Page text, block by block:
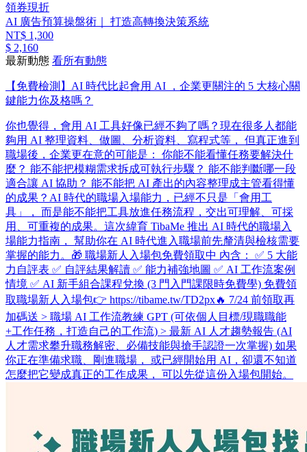
領券現折
AI 廣告預算操盤術｜ 打造高轉換決策系統
NT$ 1,300
$ 2,160
最新動態 看所有動態
【免費檢測】AI 時代比起會用 AI ，企業更關注的 5 大核心關
鍵能力你及格嗎？
你也覺得，會用 AI 工具好像已經不夠了嗎？ ​ 現在很多人都能
夠用 AI 整理資料、做圖、分析資料、寫程式等， 但真正進到
職場後，企業更在意的可能是： 你能不能看懂任務要解決什
麼？ 能不能把模糊需求拆成可執行步驟？ 能不能判斷哪一段
適合讓 AI 協助？ 能不能把 AI 產出的內容整理成主管看得懂
的成果？ ​ AI 時代的職場入場能力，已經不只是「會用工
具」， 而是能不能把工具放進任務流程，交出可理解、可採
用、可重複的成果。 ​ 這次緯育 TibaMe 推出 AI 時代的職場入
場能力指南， 幫助你在 AI 時代進入職場前先釐清與檢核需要
掌握的能力。 ​ 🎁 職場新人入場包免費領取中 內含： ✅ 5 大能
力自評表 ✅ 自評結果解讀 ✅ 能力補強地圖 ✅ AI 工作流案例
情境 ✅ AI 新手組合課程兌換 (3 門入門課限時免費學) 免費領
取職場新人入場包👉 https://tibame.tw/TD2px ​ 🔥 7/24 前領取再
加碼送 > 職場 AI 工作流教練 GPT (可依個人目標/現職職能
+工作任務，打造自己的工作流) > 最新 AI 人才趨勢報告 (AI
人才需求攀升職務解密、必備技能與搶手認證一次掌握) 如果
你正在準備求職、剛進職場， 或已經開始用 AI，卻還不知道
怎麼把它變成真正的工作成果， 可以先從這份入場包開始。 ​